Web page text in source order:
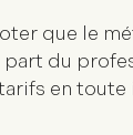
que le
du
en toute